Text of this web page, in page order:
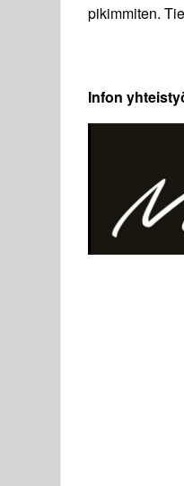
pikimmiten.
Infon